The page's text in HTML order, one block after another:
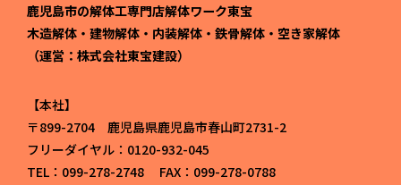
鹿児島市の解体工専門店解体ワーク東宝
木造解体・建物解体・内装解体・鉄骨解体・空き家解体
（運営：株式会社東宝建設）
本社
〒899-2704 鹿児島県鹿児島市春山町2731-2
フリーダイヤル：0120-932-045
TEL：099-278-2748 FAX：099-278-0788